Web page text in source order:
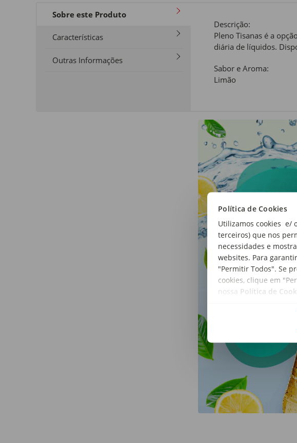
Política de Cookies
Utilizamos cookies e/
terceiros) que nos
necessidades e
websites. Para
"Permitir Todos". Se
cookies, clique em
nossa Política de
Sobre este Produto
Características
Outras Informações
Descrição:
Pleno Tisanas é a
diária de líquidos.
Sabor e Aroma:
Limão